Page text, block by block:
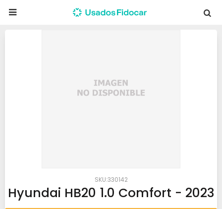

330142
Hyundai HB20 1.0 Comfort - 2023